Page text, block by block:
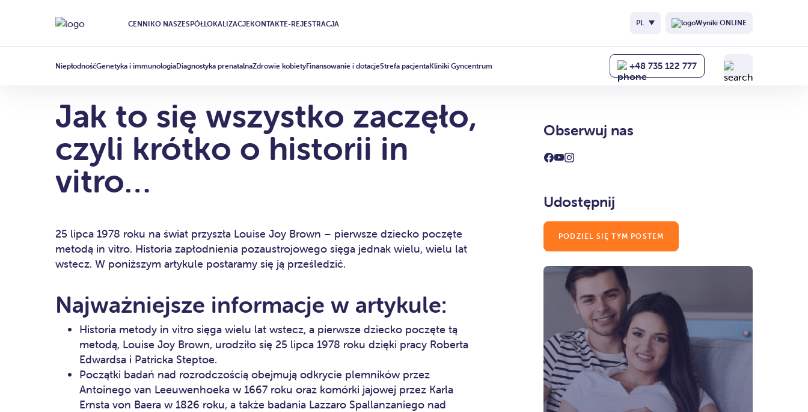
CENNIKO NASZESPÓŁLOKALIZACJEKONTAKTE-REJESTRACJA PL Wyniki ONLINE
NiepłodnośćGenetyka i immunologiaDiagnostyka prenatalnaZdrowie kobietyFinansowanie i dotacjeStrefa pacjentaKliniki Gyncentrum +48 735 122 777
Jak to się wszystko zaczęło,
czyli krótko o historii in
vitro…
25 lipca 1978 roku na świat przyszła Louise Joy Brown – pierwsze dziecko poczęte
metodą in vitro. Historia zapłodnienia pozaustrojowego sięga jednak wielu, wielu lat
wstecz. W poniższym artykule postaramy się ją prześledzić.
Najważniejsze informacje w artykule:
Historia metody in vitro sięga wielu lat wstecz, a pierwsze dziecko poczęte tą
metodą, Louise Joy Brown, urodziło się 25 lipca 1978 roku dzięki pracy Roberta
Edwardsa i Patricka Steptoe.
Początki badań nad rozrodczością obejmują odkrycie plemników przez
Antoinego van Leeuwenhoeka w 1667 roku oraz komórki jajowej przez Karla
Ernsta von Baera w 1826 roku, a także badania Lazzaro Spallanzaniego nad
Obserwuj nas
Udostępnij
PODZIEL SIĘ TYM POSTEM